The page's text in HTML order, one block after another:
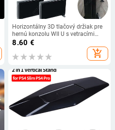
Horizontálny 3D tlačový držiak pre
hernú konzolu WII U s vetracími
otvormi, chladiaci držiak, základňa,
8.60 €
add_shopping_cart